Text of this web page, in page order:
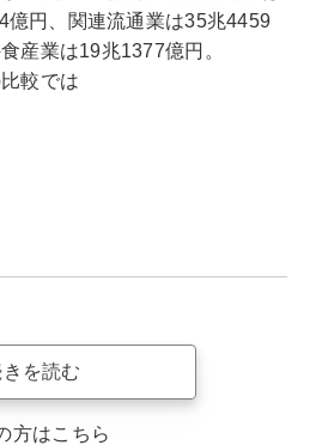
億円、関連流通業は35兆4459
産業は19兆1377億円。
較では
を読む
方はこちら